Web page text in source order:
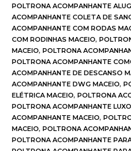
POLTRONA ACOMPANHANTE
ACOMPANHANTE COLETA DE
ACOMPANHANTE COM RODAS
COM RODINHAS MACEIO,
MACEIO, POLTRONA
POLTRONA ACOMPANHANTE
ACOMPANHANTE DE DESCANSO
ACOMPANHANTE DWG MACEIO,
ELÉTRICA MACEIO, POLTRONA
POLTRONA ACOMPANHANTE
ACOMPANHANTE MACEIO,
MACEIO, POLTRONA
POLTRONA ACOMPANHANTE